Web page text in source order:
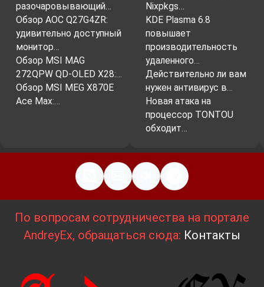
разочаровывающий…
Обзор AOC Q27G4ZR:
удивительно доступный
монитор…
Обзор MSI MAG
272QPW QD-OLED X28:…
Обзор MSI MEG X870E
Ace Max:…
Nixpkgs…
KDE Plasma 6.8
повышает
производительность
удаленного…
Действительно ли вам
нужен антивирус в…
Новая атака на
процессор TONTOU
обходит…
По вопросам сотрудничества на портале
AndreyEx, обращаться сюда: Контакты